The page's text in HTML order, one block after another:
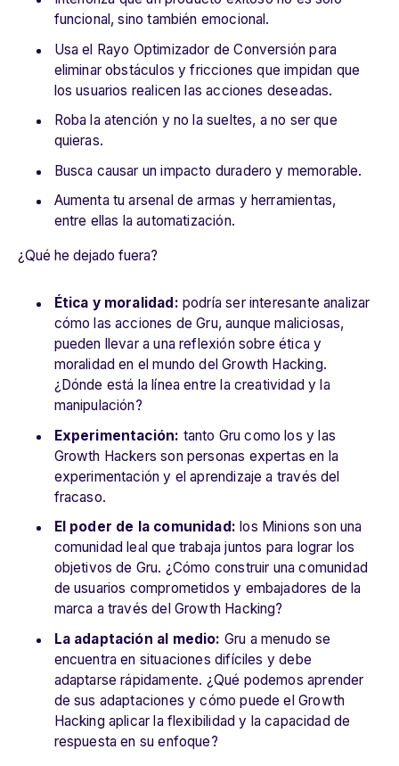
funcional, sino también emocional.
Usa el Rayo Optimizador de Conversión para
eliminar obstáculos y fricciones que impidan que
los usuarios realicen las acciones deseadas.
Roba la atención y no la sueltes, a no ser que
quieras.
Busca causar un impacto duradero y memorable.
Aumenta tu arsenal de armas y herramientas,
entre ellas la automatización.
¿Qué he dejado fuera?
Ética y moralidad: podría ser interesante analizar
cómo las acciones de Gru, aunque maliciosas,
pueden llevar a una reflexión sobre ética y
moralidad en el mundo del Growth Hacking.
¿Dónde está la línea entre la creatividad y la
manipulación?
Experimentación: tanto Gru como los y las
Growth Hackers son personas expertas en la
experimentación y el aprendizaje a través del
fracaso.
El poder de la comunidad: los Minions son una
comunidad leal que trabaja juntos para lograr los
objetivos de Gru. ¿Cómo construir una comunidad
de usuarios comprometidos y embajadores de la
marca a través del Growth Hacking?
La adaptación al medio: Gru a menudo se
encuentra en situaciones difíciles y debe
adaptarse rápidamente. ¿Qué podemos aprender
de sus adaptaciones y cómo puede el Growth
Hacking aplicar la flexibilidad y la capacidad de
respuesta en su enfoque?